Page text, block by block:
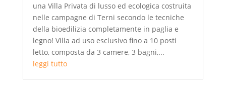
una Villa Privata di lusso ed ecologica costruita
nelle campagne di Terni secondo le tecniche
della bioedilizia completamente in paglia e
legno! Villa ad uso esclusivo fino a 10 posti
letto, composta da 3 camere, 3 bagni,...
leggi tutto